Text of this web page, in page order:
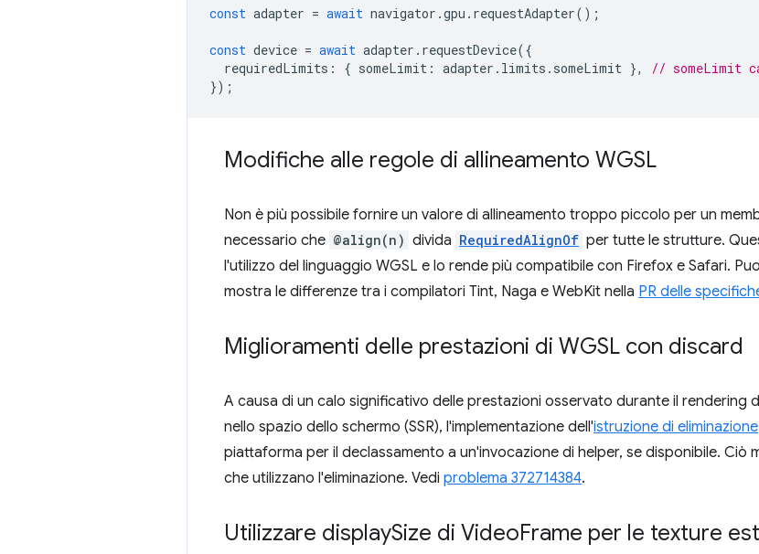
const adapter = await navigator .gpu . requestAdapter();
const device = await adapter . requestDevice({
requiredLimits : { someLimit : adapter . limits . someLimit },
// someLimit
});
Modifiche alle regole di allineamento WGSL
Non è più possibile fornire un valore di allineamento troppo piccolo per un
necessario che @align(n) divida RequiredAlignOf per tutte le strutture.
l'utilizzo del linguaggio WGSL e lo rende più compatibile con Firefox e Safari.
mostra le differenze tra i compilatori Tint, Naga e WebKit nella PR delle
Miglioramenti delle prestazioni di WGSL con discard
A causa di un calo significativo delle prestazioni osservato durante il rendering
nello spazio dello schermo (SSR), l'implementazione dell'istruzione di eliminazione
piattaforma per il declassamento a un'invocazione di helper, se disponibile. Ciò
che utilizzano l'eliminazione. Vedi problema 372714384.
Utilizzare displaySize di VideoFrame per le texture